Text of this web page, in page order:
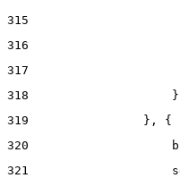
315
316
317
318
                    }
319
                }, {
320
321